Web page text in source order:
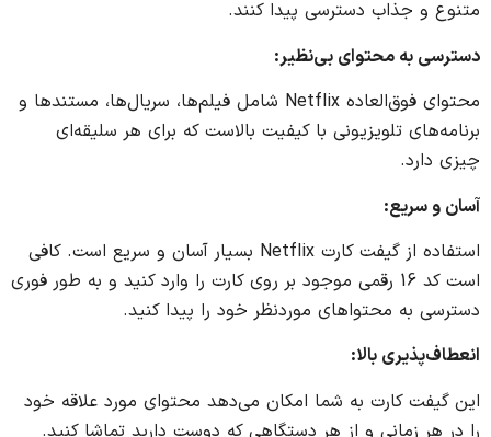
متنوع و جذاب دسترسی پیدا کنند.
دسترسی به محتوای بی‌نظیر:
محتوای فوق‌العاده Netflix شامل فیلم‌ها، سریال‌ها، مستندها و
برنامه‌های تلویزیونی با کیفیت بالاست که برای هر سلیقه‌ای
چیزی دارد.
آسان و سریع:
استفاده از گیفت کارت Netflix بسیار آسان و سریع است. کافی
است کد 16 رقمی موجود بر روی کارت را وارد کنید و به طور فوری
دسترسی به محتواهای موردنظر خود را پیدا کنید.
انعطاف‌پذیری بالا:
این گیفت کارت به شما امکان می‌دهد محتوای مورد علاقه خود
را در هر زمانی و از هر دستگاهی که دوست دارید تماشا کنید.